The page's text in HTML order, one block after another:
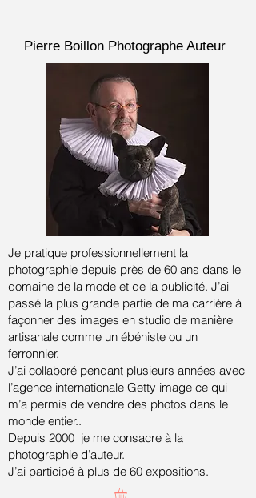
Pierre Boillon Photographe Auteur
Je pratique professionnellement la
photographie depuis près de 60 ans dans le
domaine de la mode et de la publicité. J’ai
passé la plus grande partie de ma carrière à
façonner des images en studio de manière
artisanale comme un ébéniste ou un
ferronnier.
J’ai collaboré pendant plusieurs années avec
l’agence internationale Getty image ce qui
m’a permis de vendre des photos dans le
monde entier..
Depuis 2000 je me consacre à la
photographie d’auteur.
J’ai participé à plus de 60 expositions.